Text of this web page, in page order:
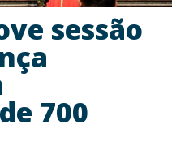
sessão
700